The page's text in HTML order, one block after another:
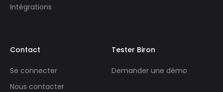
Intégrations
Contact
Se connecter
Nous contacter
Tester Biron
Demander une démo